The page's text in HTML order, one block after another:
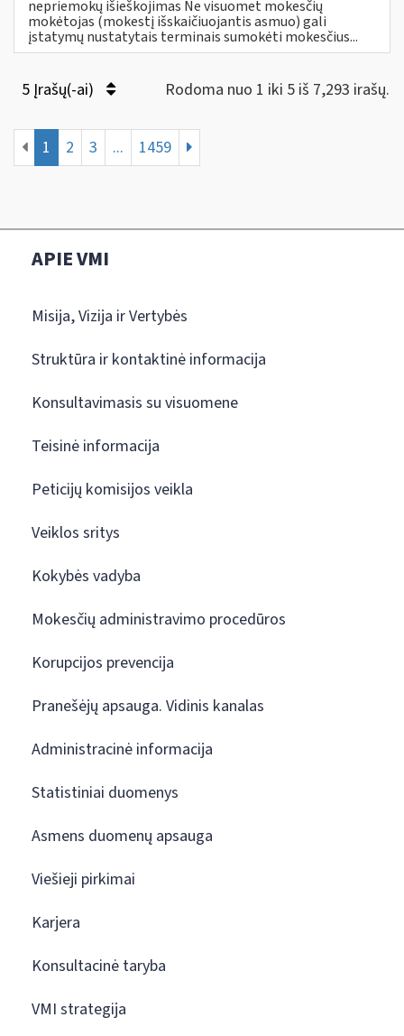
nepriemokų išieškojimas Ne visuomet mokesčių
mokėtojas (mokestį išskaičiuojantis asmuo) gali
įstatymų nustatytais terminais sumokėti mokesčius...
5 Įrašų(-ai) Rodoma nuo 1 iki 5 iš 7,293 irašų.
1 2 3 ... 1459
APIE VMI
Misija, Vizija ir Vertybės
Struktūra ir kontaktinė informacija
Konsultavimasis su visuomene
Teisinė informacija
Peticijų komisijos veikla
Veiklos sritys
Kokybės vadyba
Mokesčių administravimo procedūros
Korupcijos prevencija
Pranešėjų apsauga. Vidinis kanalas
Administracinė informacija
Statistiniai duomenys
Asmens duomenų apsauga
Viešieji pirkimai
Karjera
Konsultacinė taryba
VMI strategija